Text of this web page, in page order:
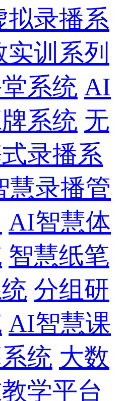
拟录播系
实训系列
系统 AI
系统 无
录播系
慧录播管
AI智慧体
智慧纸笔
分组研
AI智慧课
统 大数
学平台